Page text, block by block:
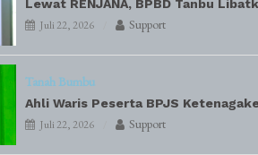
Lewat RENJANA, BPBD Tanbu
Juli 22, 2026
Support
Tanah Bumbu
Ahli Waris Peserta BPJS
Juli 22, 2026
Support